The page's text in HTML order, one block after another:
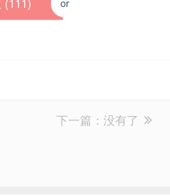
下一篇：没有了